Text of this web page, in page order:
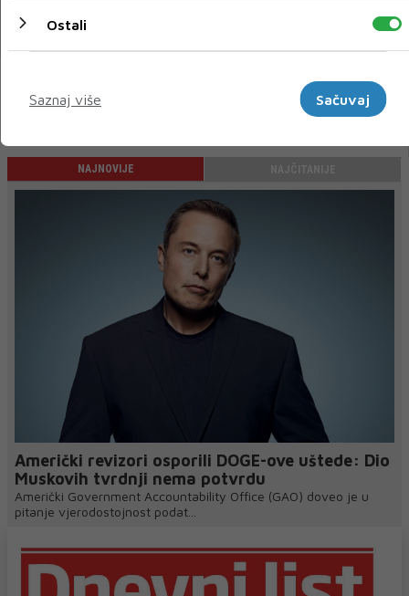
15 VELJ 2022
NAJNOVIJE
Američki revizori osporili DOGE-ove uštede: Dio
Muskovih tvrdnji nema potvrdu
Američki Government Accountability Office (GAO) doveo je u
pitanje vjerodostojnost podat...
Ostali
Saznaj više
Sačuvaj